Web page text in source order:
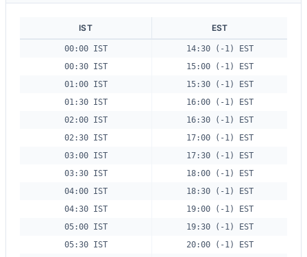
IST EST
00:00 IST
14:30 (-1) EST
00:30 IST
15:00 (-1) EST
01:00 IST
15:30 (-1) EST
01:30 IST
16:00 (-1) EST
02:00 IST
16:30 (-1) EST
02:30 IST
17:00 (-1) EST
03:00 IST
17:30 (-1) EST
03:30 IST
18:00 (-1) EST
04:00 IST
18:30 (-1) EST
04:30 IST
19:00 (-1) EST
05:00 IST
19:30 (-1) EST
05:30 IST
20:00 (-1) EST